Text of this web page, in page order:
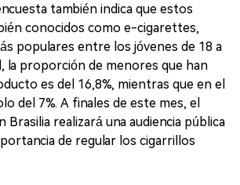
también indica que estos
conocidos como e-cigarettes,
populares entre los jóvenes de 18 a
la proporción de menores que han
es del 16,8%, mientras que en el
del 7%. A finales de este mes, el
Brasilia realizará una audiencia pública
de regular los cigarrillos